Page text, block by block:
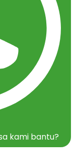
kami bantu?